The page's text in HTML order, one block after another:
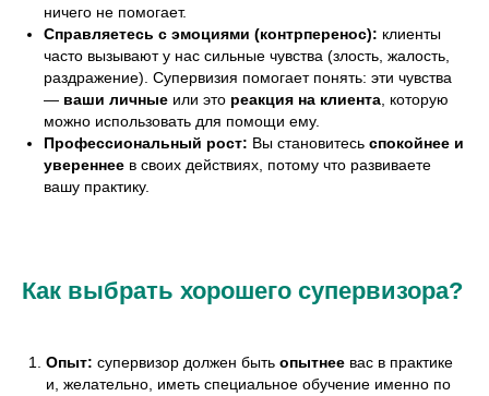
ничего не помогает.
Справляетесь с эмоциями (контрперенос): клиенты
часто вызывают у нас сильные чувства (злость, жалость,
раздражение). Супервизия помогает понять: эти чувства
— ваши личные или это реакция на клиента , которую
можно использовать для помощи ему.
Профессиональный рост: Вы становитесь спокойнее и
увереннее в своих действиях, потому что развиваете
вашу практику.
Как выбрать хорошего супервизора?
Опыт: супервизор должен быть опытнее вас в практике
и, желательно, иметь специальное обучение именно по